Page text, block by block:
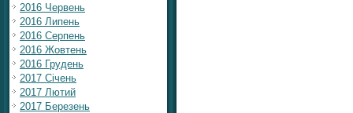
2016 Червень
2016 Липень
2016 Серпень
2016 Жовтень
2016 Грудень
2017 Січень
2017 Лютий
2017 Березень